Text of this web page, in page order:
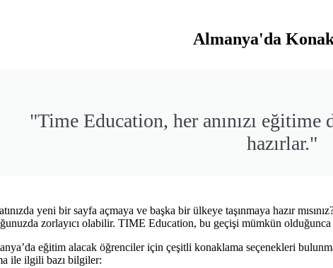
Almanya'da
"Time Education, her anınızı eğitime
hazırlar."
yeni bir sayfa açmaya ve başka bir ülkeye taşınmaya hazır
zorlayıcı olabilir. TIME Education, bu geçişi mümkün olduğunca
eğitim alacak öğrenciler için çeşitli konaklama seçenekleri
ile ilgili bazı bilgiler: